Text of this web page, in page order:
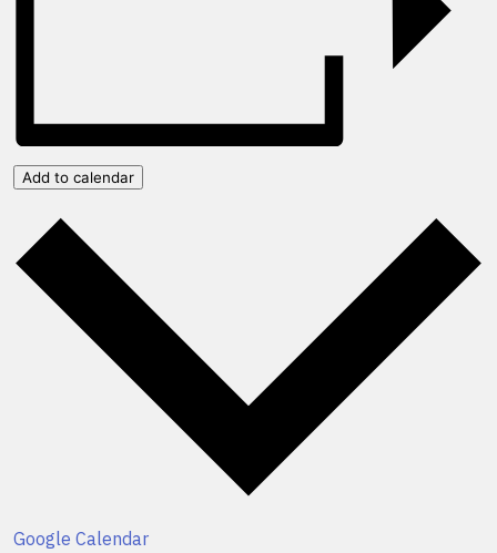
Add to calendar
Google Calendar